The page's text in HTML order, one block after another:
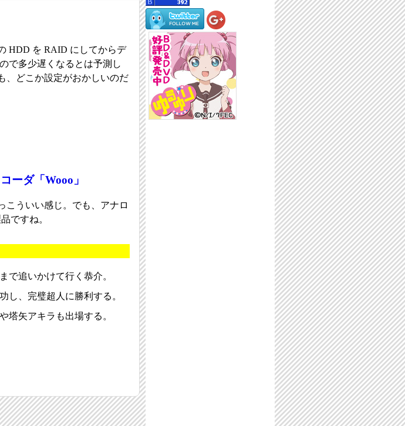
HDD を RAID にしてからデ
で多少遅くなるとは予測し
、どこか設定がおかしいのだ
ーダ「Wooo」
こういい感じ。でも、アナロ
ですね。
で追いかけて行く恭介。
し、完璧超人に勝利する。
塔矢アキラも出場する。